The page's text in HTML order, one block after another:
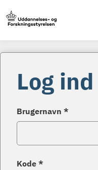
Log ind
Brugernavn *
Kode *